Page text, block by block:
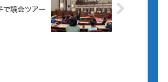
で議会ツアー